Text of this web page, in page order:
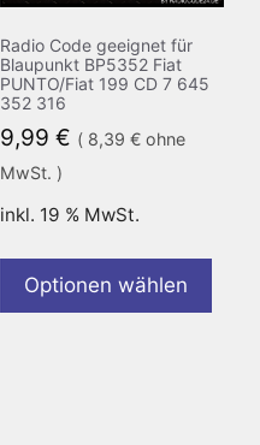
Radio Code geeignet für
Blaupunkt BP5352 Fiat
PUNTO/Fiat 199 CD 7 645
352 316
9,99 € ( 8,39 €ohne
MwSt. )
inkl. 19 % MwSt.
Optionen wählen